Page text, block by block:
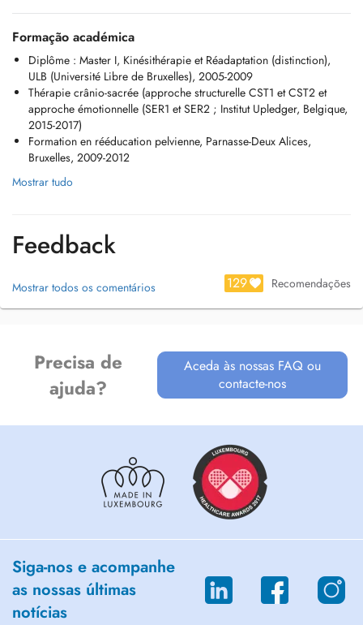
Formação académica
Diplôme : Master I, Kinésithérapie et Réadaptation (distinction),
ULB (Université Libre de Bruxelles), 2005-2009
Thérapie crânio-sacrée (approche structurelle CST1 et CST2 et
approche émotionnelle (SER1 et SER2 ; Institut Upledger, Belgique,
2015-2017)
Formation en rééducation pelvienne, Parnasse-Deux Alices,
Bruxelles, 2009-2012
Mostrar tudo
Feedback
Mostrar todos os comentários 129 Recomendações
Precisa de
ajuda?
Aceda às nossas FAQ ou
contacte-nos
Siga-nos e acompanhe
as nossas últimas
notícias